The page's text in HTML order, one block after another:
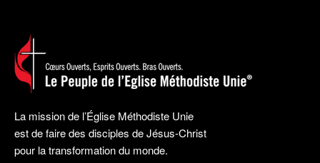
La mission de l’Église Méthodiste Unie
est de faire des disciples de Jésus-Christ
pour la transformation du monde.